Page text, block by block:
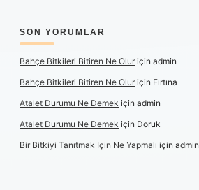
SON YORUMLAR
Bahçe Bitkileri Bitiren Ne Oluriçin admin
Bahçe Bitkileri Bitiren Ne Oluriçin Fırtına
Atalet Durumu Ne Demek için admin
Atalet Durumu Ne Demek için Doruk
Bir Bitkiyi Tanıtmak Için Ne Yapmalı için admin